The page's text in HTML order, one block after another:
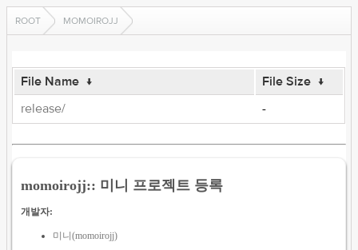
ROOT MOMOIROJJ
File Name ↓ File Size ↓
release/
-
momoirojj:: 미니 프로젝트 등록
개발자:
미니(momoirojj)